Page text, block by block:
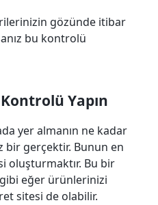
gözünde itibar
bu kontrolü
Yapın
yer almanın ne kadar
bir gerçektir. Bunun en
oluşturmaktır. Bu bir
eğer ürünlerinizi
sitesi de olabilir.